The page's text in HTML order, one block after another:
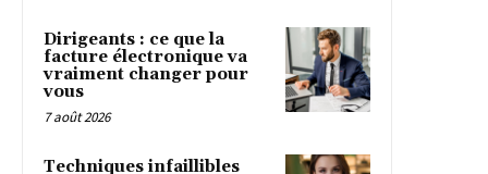
Dirigeants : ce que la
facture électronique va
vraiment changer pour
vous
7 août 2026
Techniques infaillibles